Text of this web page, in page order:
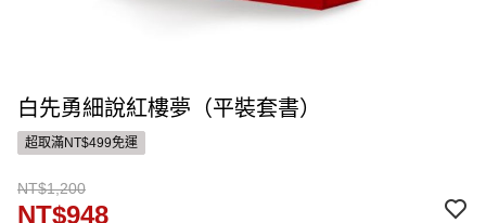
白先勇細說紅樓夢（平裝套書）
超取滿NT$499免運
NT$1,200
NT$948